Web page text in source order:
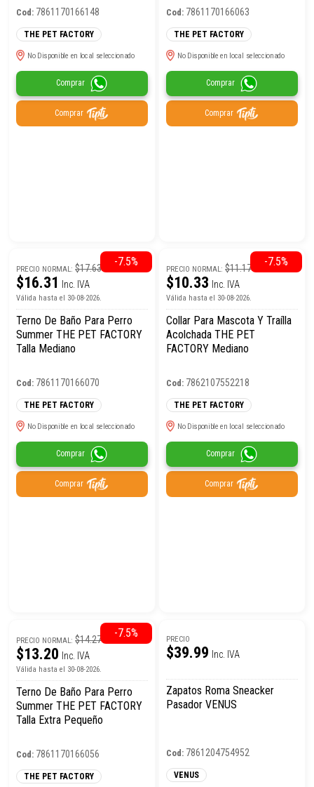
Cod: 7861170166148
THE PET FACTORY
No Disponible en local seleccionado
Comprar
Comprar
Cod: 7861170166063
THE PET FACTORY
No Disponible en local seleccionado
Comprar
Comprar
PRECIO NORMAL:$17.63
$16.31 Inc. IVA
Válida hasta el 30-08-2026.
Terno De Baño Para Perro
Summer THE PET FACTORY
Talla Mediano
Cod: 7861170166070
THE PET FACTORY
No Disponible en local seleccionado
Comprar
Comprar
-7.5%
PRECIO NORMAL:$11.17
$10.33 Inc. IVA
Válida hasta el 30-08-2026.
Collar Para Mascota Y Traílla
Acolchada THE PET
FACTORY Mediano
Cod: 7862107552218
THE PET FACTORY
No Disponible en local seleccionado
Comprar
Comprar
-7.5%
PRECIO NORMAL:$14.27
$13.20 Inc. IVA
Válida hasta el 30-08-2026.
Terno De Baño Para Perro
Summer THE PET FACTORY
Talla Extra Pequeño
Cod: 7861170166056
THE PET FACTORY
-7.5% PRECIO
$39.99 Inc. IVA
Zapatos Roma Sneacker
Pasador VENUS
Cod: 7861204754952
VENUS